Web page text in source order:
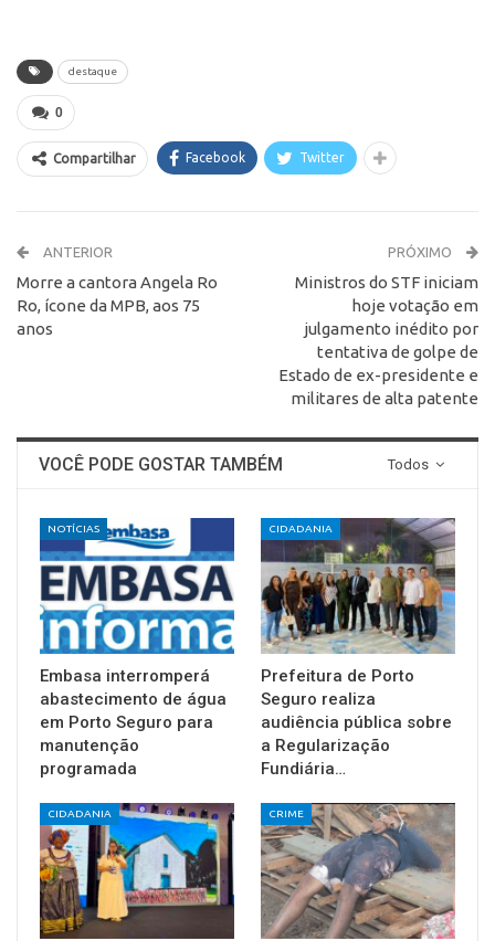
destaque
0
Compartilhar Facebook Twitter
ANTERIOR
Morre a cantora Angela Ro
Ro, ícone da MPB, aos 75
anos
PRÓXIMO
Ministros do STF iniciam
hoje votação em
julgamento inédito por
tentativa de golpe de
Estado de ex-presidente e
militares de alta patente
Todos
VOCÊ PODE GOSTAR TAMBÉM
NOTÍCIAS
Embasa interromperá
abastecimento de água
em Porto Seguro para
manutenção
programada
CIDADANIA
Prefeitura de Porto
Seguro realiza
audiência pública sobre
a Regularização
Fundiária…
CIDADANIA CRIME